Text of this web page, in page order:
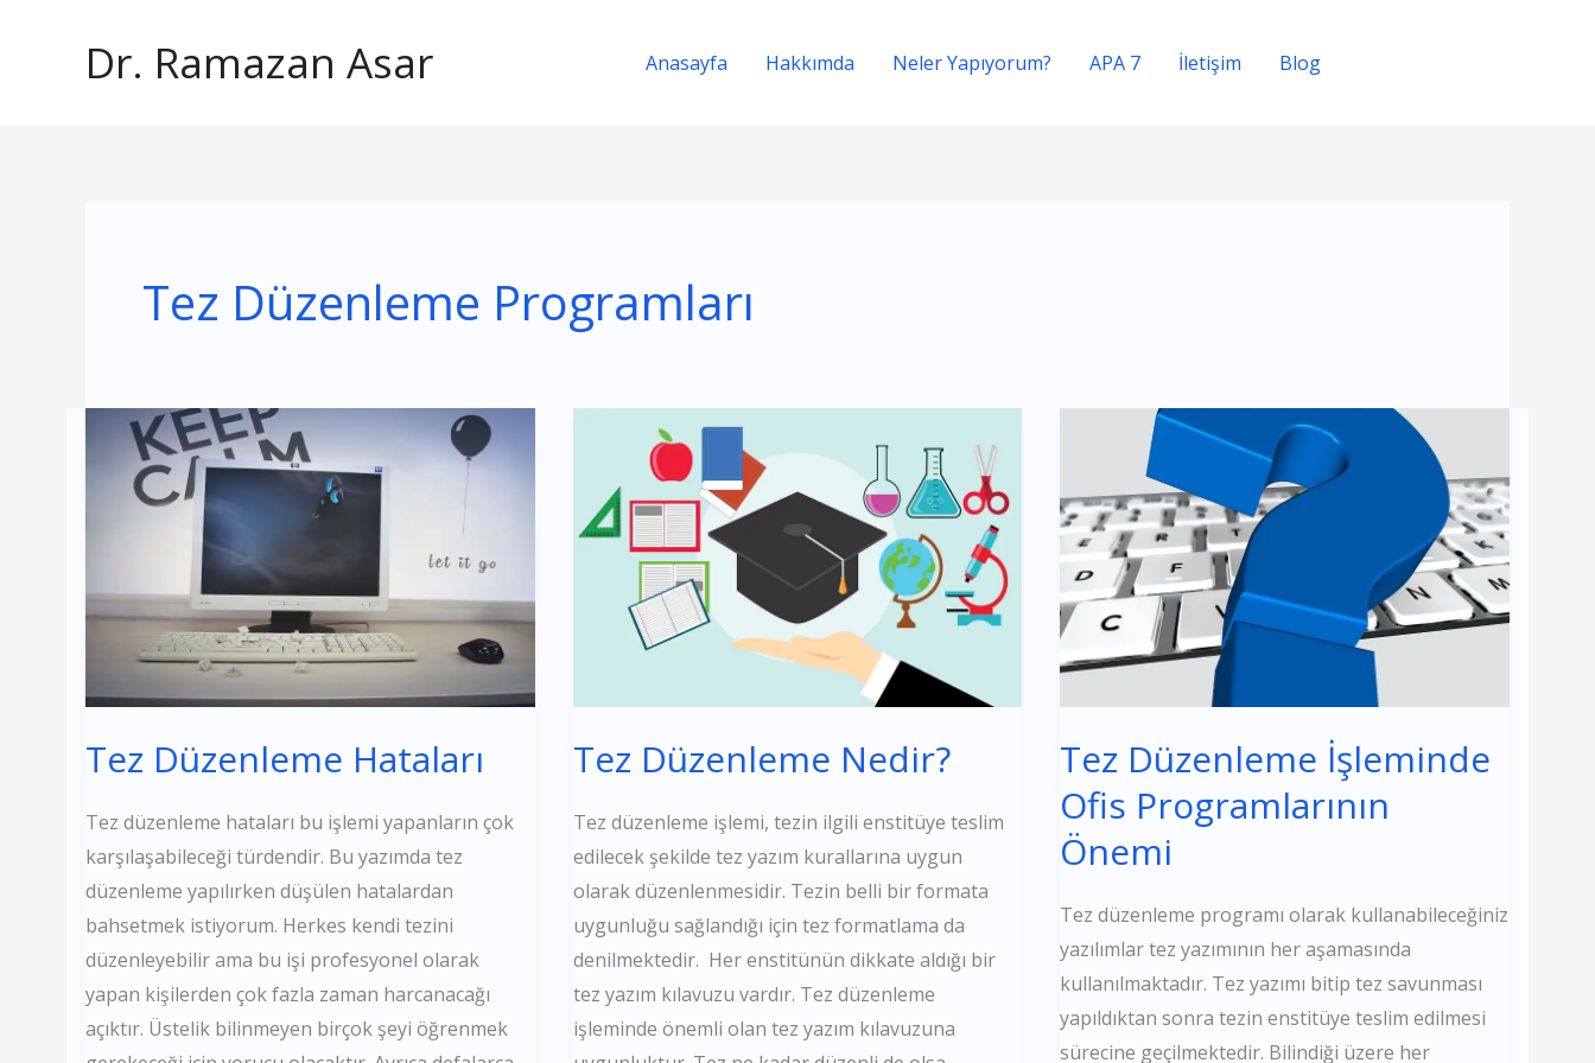
Dr. Ramazan Asar Anasayfa Hakkımda Neler Yapıyorum? APA 7 İletişim Blog
Tez Düzenleme Programları
Tez Düzenleme Hataları
Tez düzenleme hataları bu işlemi yapanların çok
karşılaşabileceği türdendir. Bu yazımda tez
düzenleme yapılırken düşülen hatalardan
bahsetmek istiyorum. Herkes kendi tezini
düzenleyebilir ama bu işi profesyonel olarak
yapan kişilerden çok fazla zaman harcanacağı
açıktır. Üstelik bilinmeyen birçok şeyi öğrenmek
Düzenleme
Hataları
Tez Düzenleme Nedir?
Tez düzenleme işlemi, tezin ilgili enstitüye teslim
edilecek şekilde tez yazım kurallarına uygun
olarak düzenlenmesidir. Tezin belli bir formata
uygunluğu sağlandığı için tez formatlama da
denilmektedir. Her enstitünün dikkate aldığı bir
tez yazım kılavuzu vardır. Tez düzenleme
işleminde önemli olan tez yazım kılavuzuna
Düzenleme
Nedir?
Tez Düzenleme İşleminde
Ofis Programlarının
Önemi
Tez düzenleme programı olarak kullanabileceğiniz
yazılımlar tez yazımının her aşamasında
kullanılmaktadır. Tez yazımı bitip tez savunması
yapıldıktan sonra tezin enstitüye teslim edilmesi
sürecine geçilmektedir. Bilindiği üzere her
Düzenleme
İşleminde
Ofis
Programlarının
Önemi